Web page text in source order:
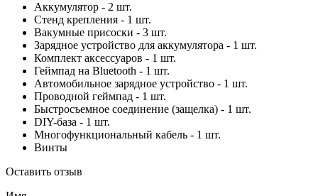
Аккумулятор - 2 шт.
Стенд крепления - 1 шт.
Вакумные присоски - 3 шт.
Зарядное устройство для аккумулятора - 1 шт.
Комплект аксессуаров - 1 шт.
Геймпад на Bluetooth - 1 шт.
Автомобильное зарядное устройство - 1 шт.
Проводной геймпад - 1 шт.
Быстросъемное соединение (защелка) - 1 шт.
DIY-база - 1 шт.
Многофункциональный кабель - 1 шт.
Винты
Оставить отзыв